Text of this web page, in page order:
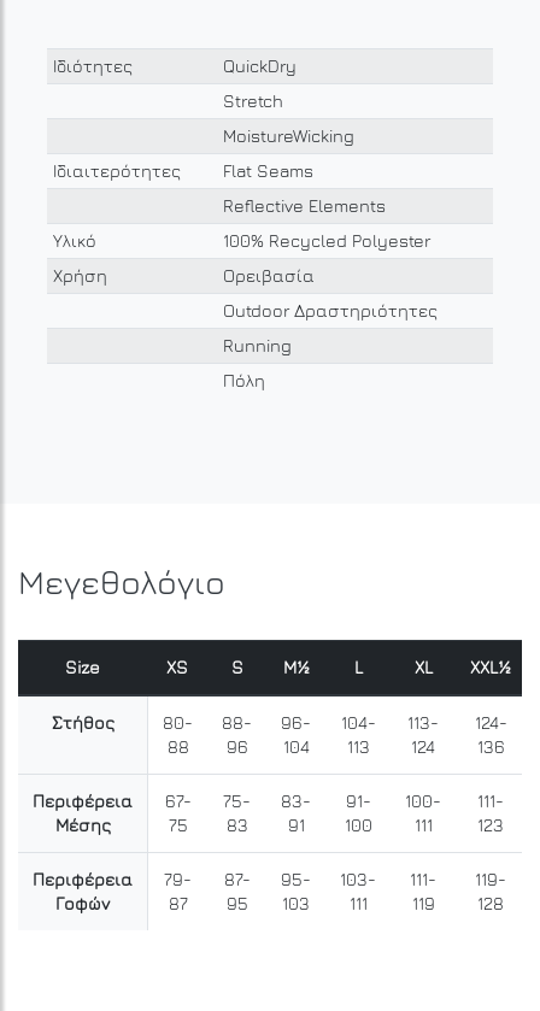
Ιδιότητες
QuickDry
Stretch
MoistureWicking
Ιδιαιτερότητες
Flat Seams
Reflective Elements
Υλικό
100% Recycled Polyester
Χρήση
Ορειβασία
Outdoor Δραστηριότητες
Running
Πόλη
Μεγεθολόγιο
Size XS S M½ L XL XXL½
Στήθος
80-
88
88-
96
96-
104
104-
113
113-
124
124-
136
Περιφέρεια
Μέσης
67-
75
75-
83
83-
91
91-
100
100-
111
111-
123
Περιφέρεια
Γοφών
79-
87
87-
95
95-
103
103-
111
111-
119
119-
128